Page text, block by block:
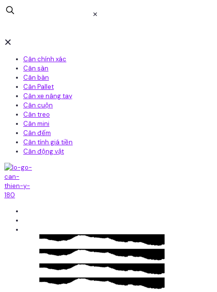
✕
✕
Cân chính xác
Cân sàn
Cân bàn
Cân Pallet
Cân xe nâng tay
Cân cuộn
Cân treo
Cân mini
Cân đếm
Cân tính giá tiền
Cân động vật